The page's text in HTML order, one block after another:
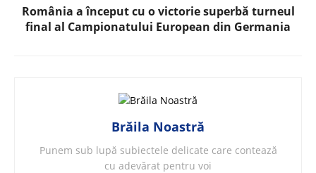
România a început cu o victorie superbă turneul
final al Campionatului European din Germania
Brăila Noastră
Punem sub lupă subiectele delicate care contează
cu adevărat pentru voi